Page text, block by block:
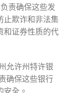
责确保这些发
止欺诈和非法集
和证券性质的代
允许州特许银
确保这些银行
全。